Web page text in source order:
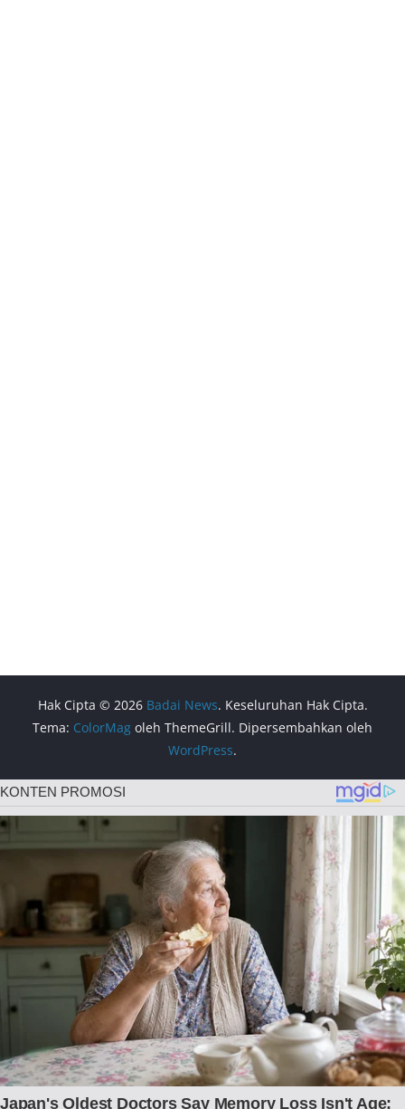
Hak Cipta © 2026 Badai News. Keseluruhan Hak Cipta.
Tema: ColorMag oleh ThemeGrill. Dipersembahkan oleh
WordPress.